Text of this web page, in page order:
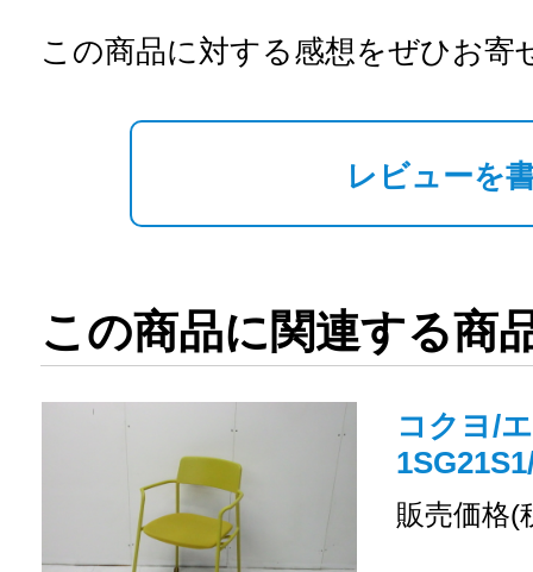
この商品に対する感想をぜひお寄
レビューを
この商品に関連する商
コクヨ/
販売価格(